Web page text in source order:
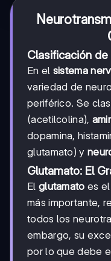
Clasificación
En el sistema
variedad de
periférico. Se
(acetilcolina),
dopamina,
glutamato) y
Glutamato: El
El glutamato es
más importante,
todos los
embargo, su
por lo que debe